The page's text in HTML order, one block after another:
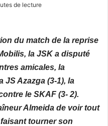
de lecture
du match de la reprise
la JSK a disputé
amicales, la
JS Azazga (3-1), la
le SKAF (3- 2).
Almeida de voir tout
tourner son